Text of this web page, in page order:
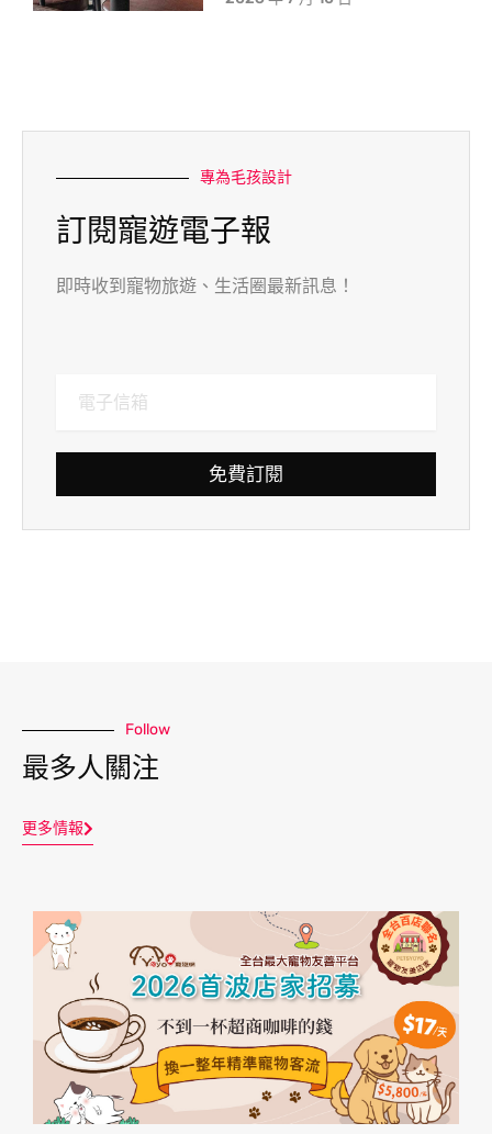
專為毛孩設計
訂閱寵遊電子報
即時收到寵物旅遊、生活圈最新訊息！
免費訂閱
Follow
最多人關注
更多情報